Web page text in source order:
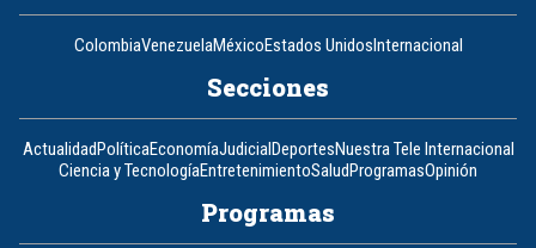
ColombiaVenezuelaMéxicoEstados UnidosInternacional
Secciones
ActualidadPolíticaEconomíaJudicialDeportesNuestra Tele Internacional
Ciencia y TecnologíaEntretenimientoSaludProgramasOpinión
Programas